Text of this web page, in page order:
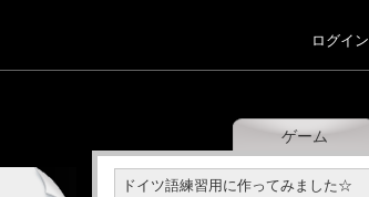
ログイン
ゲーム
ドイツ語練習用に作ってみました☆